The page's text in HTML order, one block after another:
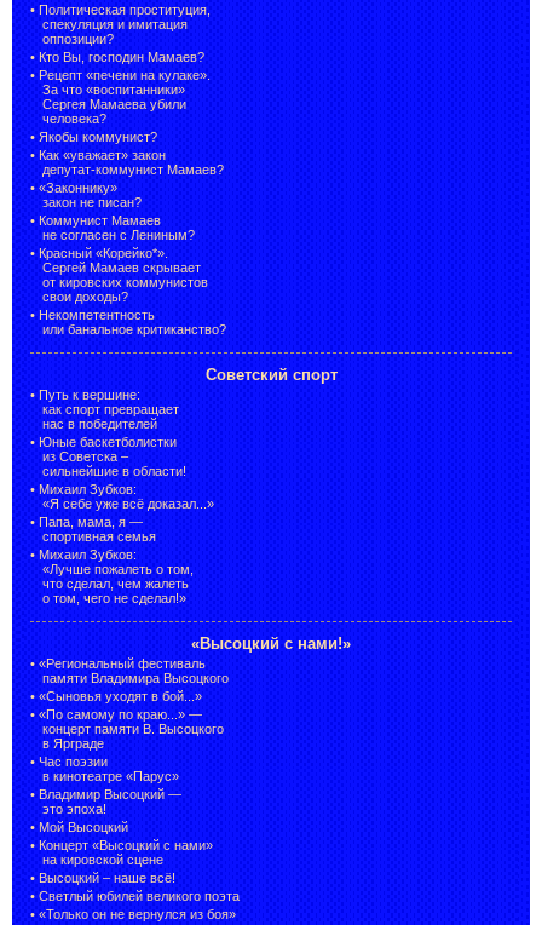
• Политическая проституция,
спекуляция и имитация
оппозиции?
• Кто Вы, господин Мамаев?
• Рецепт «печени на кулаке».
За что «воспитанники»
Сергея Мамаева убили
человека?
• Якобы коммунист?
• Как «уважает» закон
депутат-коммунист Мамаев?
• «Законнику»
закон не писан?
• Коммунист Мамаев
не согласен с Лениным?
• Красный «Корейко*».
Сергей Мамаев скрывает
от кировских коммунистов
свои доходы?
• Некомпетентность
или банальное критиканство?
Советский спорт
• Путь к вершине:
как спорт превращает
нас в победителей
• Юные баскетболистки
из Советска –
сильнейшие в области!
• Михаил Зубков:
«Я себе уже всё доказал...»
• Папа, мама, я —
спортивная семья
• Михаил Зубков:
«Лучше пожалеть о том,
что сделал, чем жалеть
о том, чего не сделал!»
«Высоцкий с нами!»
• «Региональный фестиваль
памяти Владимира Высоцкого
• «Сыновья уходят в бой...»
• «По самому по краю...» —
концерт памяти В. Высоцкого
в Ярграде
• Час поэзии
в кинотеатре «Парус»
• Владимир Высоцкий —
это эпоха!
• Мой Высоцкий
• Концерт «Высоцкий с нами»
на кировской сцене
• Высоцкий – наше всё!
• Светлый юбилей великого поэта
• «Только он не вернулся из боя»